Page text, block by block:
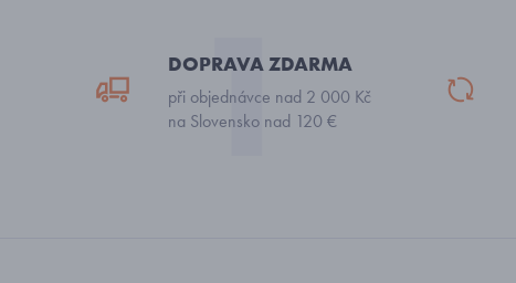
DOPRAVA ZDARMA
při objednávce nad 2 000 Kč
na Slovensko nad 120 €